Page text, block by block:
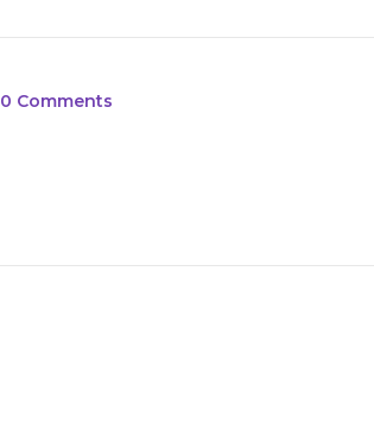
0 Comments